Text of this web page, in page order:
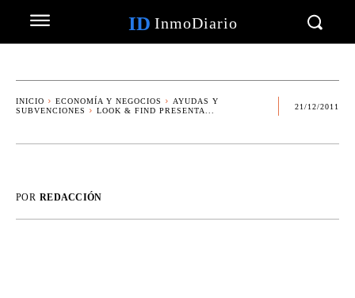
ID InmoDiario
INICIO ECONOMÍA Y NEGOCIOS
AYUDAS Y
SUBVENCIONES
LOOK & FIND PRESENTA...
21/12/2011
POR REDACCIÓN